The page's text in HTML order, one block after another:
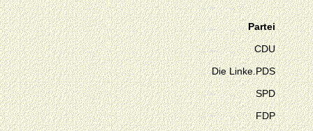
Partei
CDU
Die Linke.PDS
SPD
FDP